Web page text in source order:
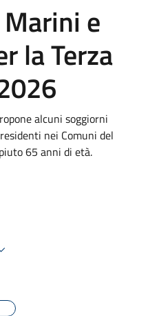
e
la Terza
alcuni soggiorni
nei Comuni del
65 anni di età.